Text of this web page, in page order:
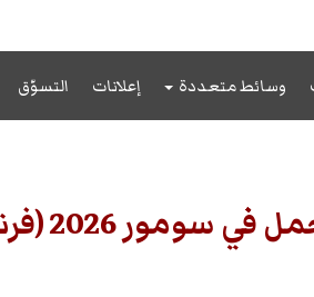
وسائط متعددة إعلانات التسوّق
2026 (فرنسا)